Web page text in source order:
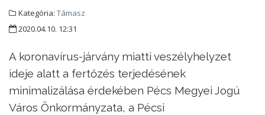
Kategória: Támasz
2020.04.10. 12:31
A koronavírus-járvány miatti veszélyhelyzet
ideje alatt a fertőzés terjedésének
minimalizálása érdekében Pécs Megyei Jogú
Város Önkormányzata, a Pécsi